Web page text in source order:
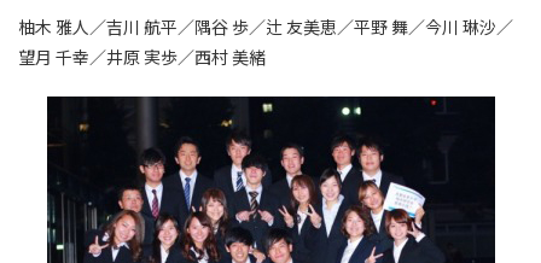
柚木 雅人／吉川 航平／隅谷 歩／辻 友美恵／平野 舞／今川 琳沙／
望月 千幸／井原 実歩／西村 美緒